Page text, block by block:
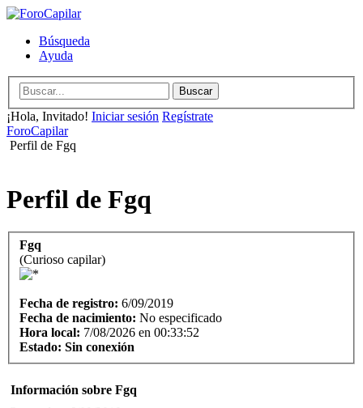
Búsqueda
Ayuda
¡Hola, Invitado! Iniciar sesión Regístrate
ForoCapilar
Perfil de Fgq
Perfil de Fgq
Fgq
(Curioso capilar)
Fecha de registro: 6/09/2019
Fecha de nacimiento: No especificado
Hora local: 7/08/2026 en 00:33:52
Estado: Sin conexión
Información sobre Fgq